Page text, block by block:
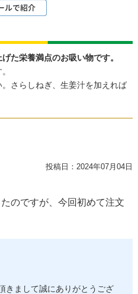
た栄養満点のお吸い物です。
さらしねぎ、生姜汁を加えれば
投稿日： 2024年07月04日
のですが、今回初めて注文
きまして誠にありがとうござ